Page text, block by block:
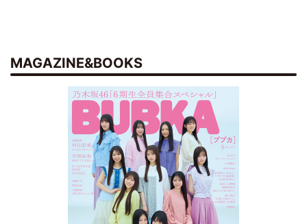
MAGAZINE&BOOKS